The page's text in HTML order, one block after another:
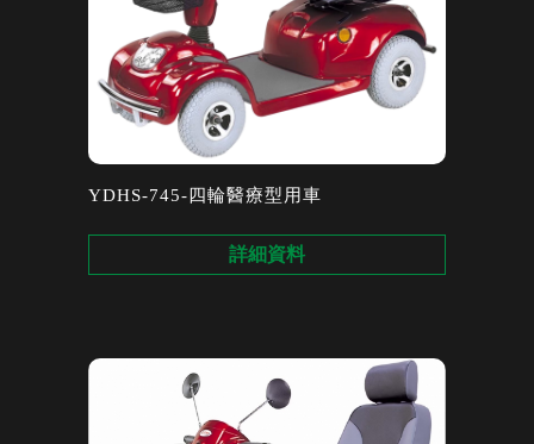
YDHS-745-四輪醫療型用車
詳細資料